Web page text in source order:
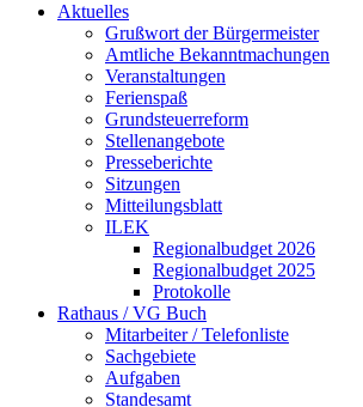
Aktuelles
Grußwort der Bürgermeister
Amtliche Bekanntmachungen
Veranstaltungen
Ferienspaß
Grundsteuerreform
Stellenangebote
Presseberichte
Sitzungen
Mitteilungsblatt
ILEK
Regionalbudget 2026
Regionalbudget 2025
Protokolle
Rathaus / VG Buch
Mitarbeiter / Telefonliste
Sachgebiete
Aufgaben
Standesamt